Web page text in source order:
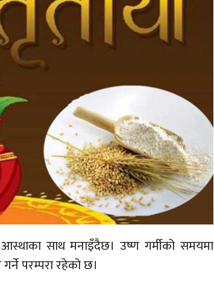
साथ मनाइँदैछ। उष्ण गर्मीको समयमा
परम्परा रहेको छ।